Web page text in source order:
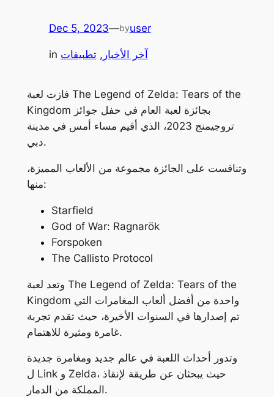
Dec 5, 2023—byuser
in آخر الأخبار , تطبيقات
فازت لعبة The Legend of Zelda: Tears of the
Kingdom بجائزة لعبة العام في حفل جوائز
تروجيمنج 2023، الذي أقيم مساء أمس في مدينة
دبي.
وتنافست على الجائزة مجموعة من الألعاب المميزة،
منها:
Starfield
God of War: Ragnarök
Forspoken
The Callisto Protocol
وتعد لعبة The Legend of Zelda: Tears of the
Kingdom واحدة من أفضل ألعاب المغامرات التي
تم إصدارها في السنوات الأخيرة، حيث تقدم تجربة
غامرة ومثيرة للاهتمام.
وتدور أحداث اللعبة في عالم جديد ومغامرة جديدة
ل Link و Zelda، حيث يبحثان عن طريقة لإنقاذ
المملكة من الدمار.